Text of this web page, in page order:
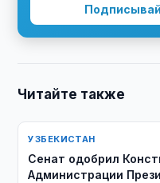
Читайте также
УЗБЕКИСТАН
Сенат одобрил
Администрации